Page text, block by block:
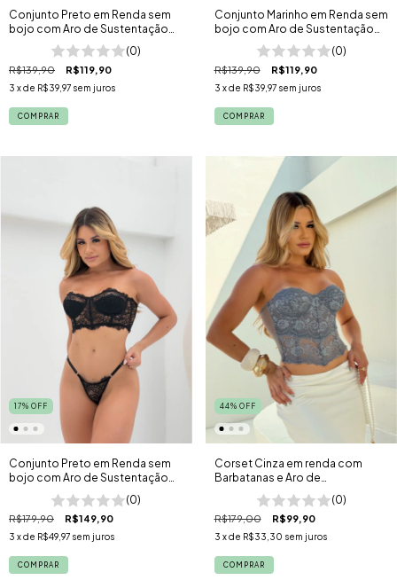
Conjunto Preto em Renda sem
bojo com Aro de Sustentação
(0)
R$139,90 R$119,90
3 x de R$39,97 sem juros
COMPRAR
Conjunto Marinho em Renda sem
bojo com Aro de Sustentação
(0)
R$139,90 R$119,90
3 x de R$39,97 sem juros
COMPRAR
17% OFF
Conjunto Preto em Renda sem
bojo com Aro de Sustentação
(0)
R$179,90 R$149,90
3 x de R$49,97 sem juros
COMPRAR
44% OFF
Corset Cinza em renda com
Barbatanas e Aro de
sustentação com alças
removíveis Essence
(0)
R$179,00 R$99,90
3 x de R$33,30 sem juros
COMPRAR